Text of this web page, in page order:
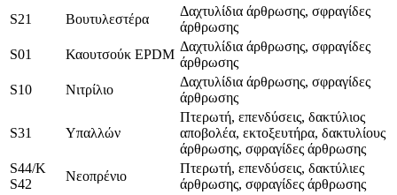
S21
Βουτυλεστέρα
Δαχτυλίδια άρθρωσης, σφραγίδες
άρθρωσης
S01
Καουτσούκ EPDM
Δαχτυλίδια άρθρωσης, σφραγίδες
άρθρωσης
S10
Νιτρίλιο
Δαχτυλίδια άρθρωσης, σφραγίδες
άρθρωσης
S31 Υπαλλών
Πτερωτή, επενδύσεις, δακτύλιος
αποβολέα, εκτοξευτήρα, δακτυλίους
άρθρωσης, σφραγίδες άρθρωσης
S44/K
S42
Νεοπρένιο
Πτερωτή, επενδύσεις, δακτύλιες
άρθρωσης, σφραγίδες άρθρωσης